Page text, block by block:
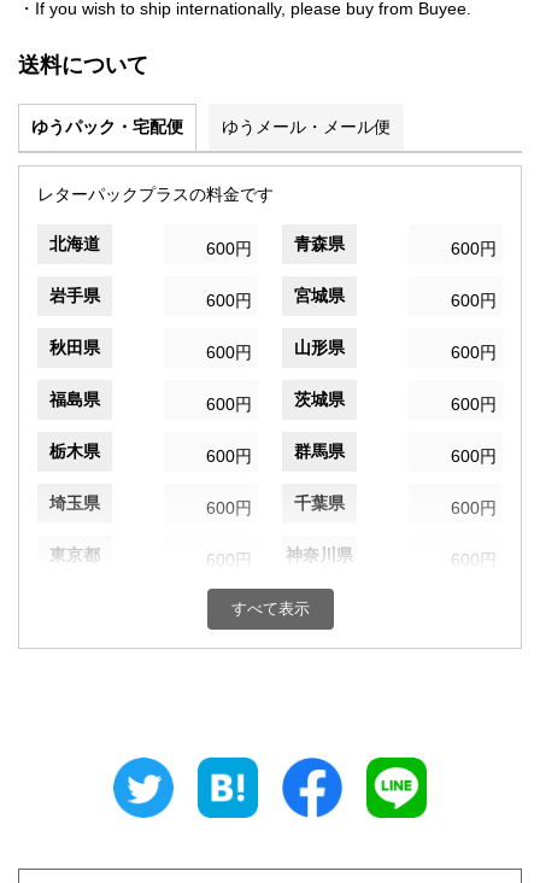
・If you wish to ship internationally, please buy from Buyee.
送料について
ゆうパック・宅配便 ゆうメール・メール便
レターパックプラスの料金です
北海道 600円 青森県 600円
岩手県 600円 宮城県 600円
秋田県 600円 山形県 600円
福島県 600円 茨城県 600円
栃木県 600円 群馬県 600円
埼玉県 600円 千葉県 600円
東京都 600円 神奈川県 600円
600円 富山県
静岡県
600円 三重県
滋賀県 600円 京都府 600円
すべて表示